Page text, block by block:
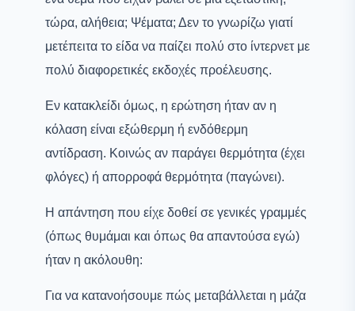
τώρα, αλήθεια; Ψέματα; Δεν το γνωρίζω γιατί
μετέπειτα το είδα να παίζει πολύ στο ίντερνετ με
πολύ διαφορετικές εκδοχές προέλευσης.
Εν κατακλείδι όμως, η ερώτηση ήταν αν η
κόλαση είναι εξώθερμη ή ενδόθερμη
αντίδραση. Κοινώς αν παράγει θερμότητα (έχει
φλόγες) ή απορροφά θερμότητα (παγώνει).
Η απάντηση που είχε δοθεί σε γενικές γραμμές
(όπως θυμάμαι και όπως θα απαντούσα εγώ)
ήταν η ακόλουθη:
Για να κατανοήσουμε πώς μεταβάλλεται η μάζα